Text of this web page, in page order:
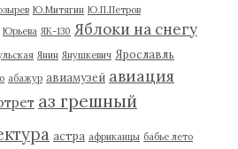
Ю.Митягин Ю.П.Петров
Юрьева ЯК-130 Яблоки на снегу
Янин Янушкевич Ярославль
абажур авиамузей авиация
аз грешный
астра африканцы бабье лето